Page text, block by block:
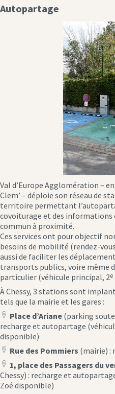
Autopartage
Val d’Europe Agglomération –
Clem’ – déploie son réseau de
territoire permettant
covoiturage et des
commun à proximité.
Ces services ont pour objectif
besoins de mobilité (rendez-
aussi de faciliter les
transports publics, voire même
particulier (véhicule principal, 2e
À Chessy, 3 stations sont
tels que la mairie et les gares :
location
icon
Place d’Ariane (parking
recharge et autopartage
disponible)
location
icon
Rue des Pommiers (mairie) :
location
icon
1, place des Passagers du
Chessy) : recharge et
Zoé disponible)